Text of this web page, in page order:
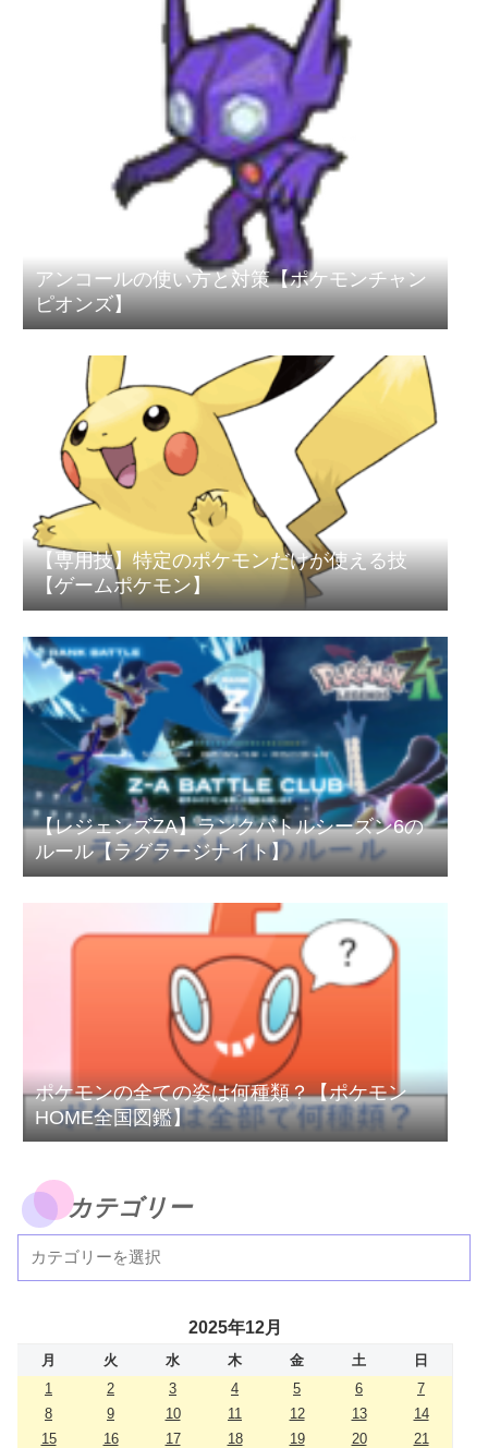
アンコールの使い方と対策【ポケモンチャン
ピオンズ】
【専用技】特定のポケモンだけが使える技
【ゲームポケモン】
【レジェンズZA】ランクバトルシーズン6の
ルール【ラグラージナイト】
ポケモンの全ての姿は何種類？【ポケモン
HOME全国図鑑】
カテゴリー
2025年12月
月 火 水 木 金 土
日
1
2 3 4 5 6
7
8
9 10 11 12 13
14
15
16 17 18 19 20
21